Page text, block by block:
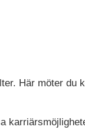
Här möter du